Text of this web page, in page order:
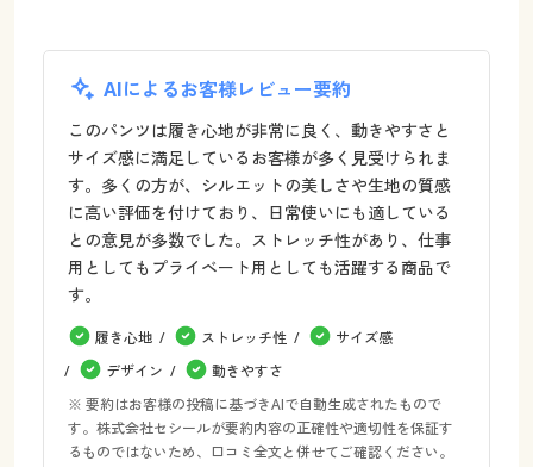
AIによるお客様レビュー要約
このパンツは履き心地が非常に良く、動きやすさと
サイズ感に満足しているお客様が多く見受けられま
す。多くの方が、シルエットの美しさや生地の質感
に高い評価を付けており、日常使いにも適している
との意見が多数でした。ストレッチ性があり、仕事
用としてもプライベート用としても活躍する商品で
す。
履き心地 ストレッチ性
サイズ感
デザイン
動きやすさ
※ 要約はお客様の投稿に基づきAIで自動生成されたもので
す。株式会社セシールが要約内容の正確性や適切性を保証す
るものではないため、口コミ全文と併せてご確認ください。